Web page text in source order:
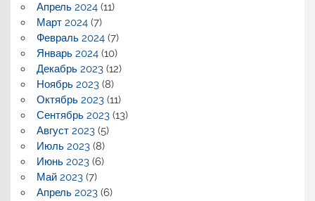
Апрель 2024(11)
Март 2024(7)
Февраль 2024(7)
Январь 2024(10)
Декабрь 2023(12)
Ноябрь 2023(8)
Октябрь 2023(11)
Сентябрь 2023(13)
Август 2023(5)
Июль 2023(8)
Июнь 2023(6)
Май 2023(7)
Апрель 2023(6)